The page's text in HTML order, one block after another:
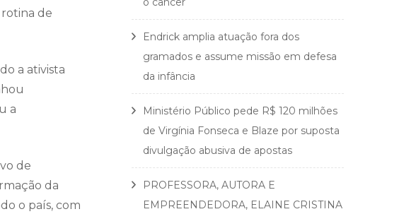
de
a ativista
a
de
da
o país, com
Endrick amplia atuação fora dos
gramados e assume missão em defesa
da infância
Ministério Público pede R$ 120 milhões
de Virgínia Fonseca e Blaze por suposta
divulgação abusiva de apostas
PROFESSORA, AUTORA E
EMPREENDEDORA, ELAINE CRISTINA